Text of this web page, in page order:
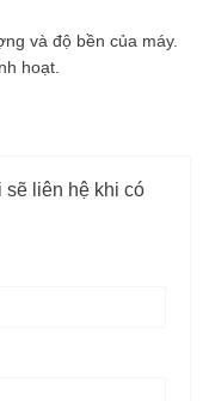
và độ bền của máy.
hoạt.
sẽ liên hệ khi có